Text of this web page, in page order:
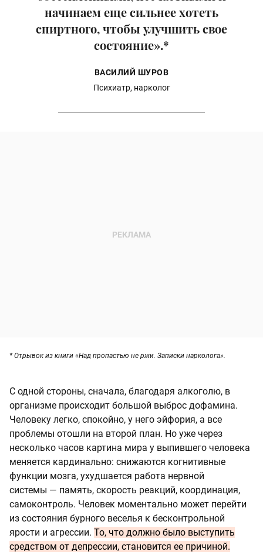
начинаем еще сильнее хотеть
спиртного, чтобы улучшить свое
состояние».*
ВАСИЛИЙ ШУРОВ
Психиатр, нарколог
* Отрывок из книги «Над пропастью не ржи. Записки нарколога».
С одной стороны, сначала, благодаря алкоголю, в
организме происходит большой выброс дофамина.
Человеку легко, спокойно, у него эйфория, а все
проблемы отошли на второй план. Но уже через
несколько часов картина мира у выпившего человека
меняется кардинально: снижаются когнитивные
функции мозга, ухудшается работа нервной
системы — память, скорость реакций, координация,
самоконтроль. Человек моментально может перейти
из состояния бурного веселья к бесконтрольной
ярости и агрессии. То, что должно было выступить
средством от депрессии, становится ее причиной.